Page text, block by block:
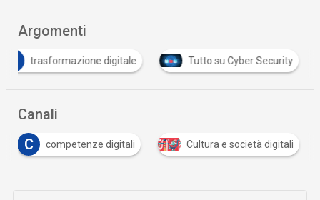
Argomenti
trasformazione digitale Tutto su Cyber Security
Canali
C
competenze digitali Cultura e società digitali